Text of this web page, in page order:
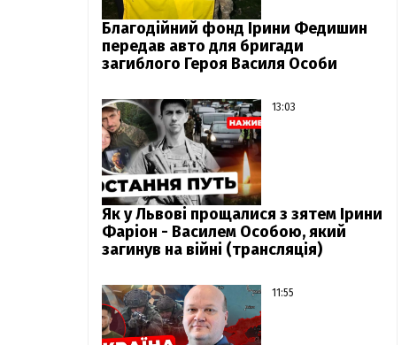
Благодійний фонд Ірини Федишин
передав авто для бригади
загиблого Героя Василя Особи
13:03
Як у Львові прощалися з зятем Ірини
Фаріон - Василем Особою, який
загинув на війні (трансляція)
11:55